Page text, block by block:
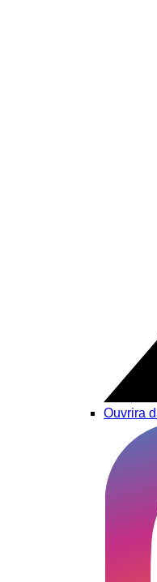
Ouvrira